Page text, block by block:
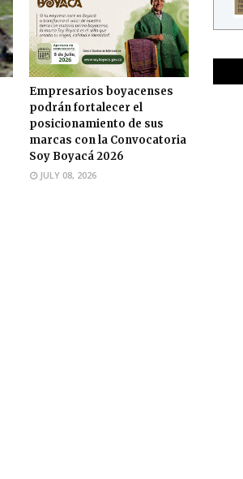
Empresarios boyacenses
podrán fortalecer el
posicionamiento de sus
marcas con la Convocatoria
Soy Boyacá 2026
JULY 08, 2026